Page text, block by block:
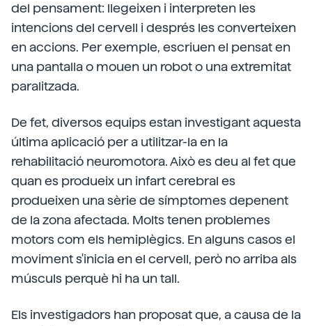
del pensament: llegeixen i interpreten les
intencions del cervell i després les converteixen
en accions. Per exemple, escriuen el pensat en
una pantalla o mouen un robot o una extremitat
paralitzada.
De fet, diversos equips estan investigant aquesta
última aplicació per a utilitzar-la en la
rehabilitació neuromotora. Això es deu al fet que
quan es produeix un infart cerebral es
produeixen una sèrie de símptomes depenent
de la zona afectada. Molts tenen problemes
motors com els hemiplègics. En alguns casos el
moviment s'inicia en el cervell, però no arriba als
músculs perquè hi ha un tall.
Els investigadors han proposat que, a causa de la